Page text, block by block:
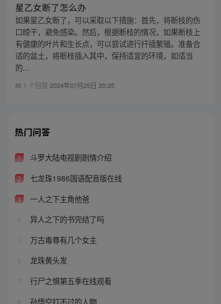
星乙女断了怎么办
如果星乙女断了，可以采取以下措施：首先，将断枝的伤
口晾干，避免感染。然后，根据断枝的情况，如果断枝上
有健康的叶片和生长点，可以尝试进行扦插繁殖。准备合
适的盆土，将断枝插入其中，保持适宜的环境，如适当
的...
1 个回答 2024年07月25日 20:25
热门问答
1 斗罗大陆电视剧剧情介绍
2 七龙珠1986国语配音版在线
3 一人之下主角他爸
4 异人之下的书完结了吗
5 万古毒尊有几个女主
6 龙珠黄头发
7 行尸之惧第五季在线观看
8 孙悟空打不过的人物